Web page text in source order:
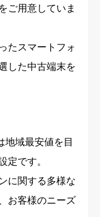
ご用意していま
たスマートフォ
した中古端末を
地域最安値を目
定です。
に関する多様な
お客様のニーズ